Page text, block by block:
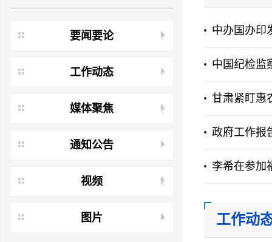
要闻要论
工作动态
媒体聚焦
通知公告
视频
图片
中办国办印
中国纪检监
甘肃紧盯惠
政府工作报
李希在参加
工作动